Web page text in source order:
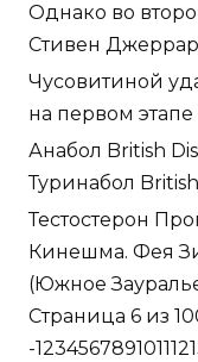
Однако во
Стивен
Чусовитиной
на первом
Анабол British
Туринабол
Тестостерон
Кинешма. Фея
(Южное
Страница 6 из
-